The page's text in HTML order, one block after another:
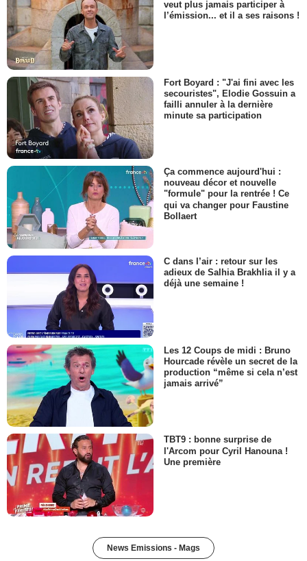
veut plus jamais participer à
l’émission... et il a ses raisons !
Fort Boyard : "J'ai fini avec les
secouristes", Elodie Gossuin a
failli annuler à la dernière
minute sa participation
Ça commence aujourd'hui :
nouveau décor et nouvelle
"formule" pour la rentrée ! Ce
qui va changer pour Faustine
Bollaert
C dans l’air : retour sur les
adieux de Salhia Brakhlia il y a
déjà une semaine !
Les 12 Coups de midi : Bruno
Hourcade révèle un secret de la
production “même si cela n’est
jamais arrivé”
TBT9 : bonne surprise de
l'Arcom pour Cyril Hanouna !
Une première
News Emissions - Mags